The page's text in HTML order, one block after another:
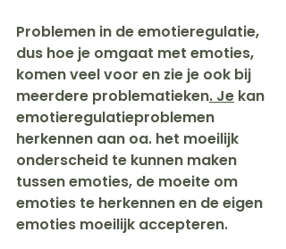
Problemen in de emotieregulatie,
dus hoe je omgaat met emoties,
komen veel voor en zie je ook bij
meerdere problematieken. Je kan
emotieregulatieproblemen
herkennen aan oa. het moeilijk
onderscheid te kunnen maken
tussen emoties, de moeite om
emoties te herkennen en de eigen
emoties moeilijk accepteren.